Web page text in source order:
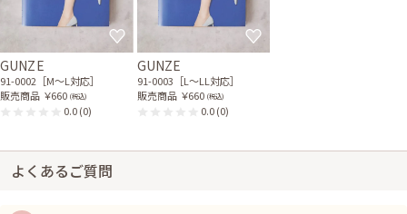
GUNZE
91-0002［M〜L対応］
販売商品 ￥660 (税込)
0.0(0)
GUNZE
91-0003［L〜LL対応］
販売商品 ￥660 (税込)
0.0(0)
よくあるご質問